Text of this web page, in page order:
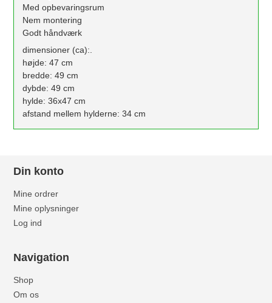
Med opbevaringsrum
Nem montering
Godt håndværk
dimensioner (ca):.
højde: 47 cm
bredde: 49 cm
dybde: 49 cm
hylde: 36x47 cm
afstand mellem hylderne: 34 cm
Din konto
Mine ordrer
Mine oplysninger
Log ind
Navigation
Shop
Om os